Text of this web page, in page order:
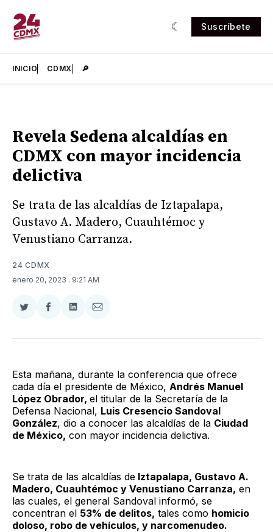
Suscríbete
INICIO CDMX 🔎
Revela Sedena alcaldías en
CDMX con mayor incidencia
delictiva
Se trata de las alcaldías de Iztapalapa,
Gustavo A. Madero, Cuauhtémoc y
Venustiano Carranza.
24 CDMX
enero 20, 2023 . 9:21 AM
Compartir
Twitter
Compartir
Facebook
Compartir
LinkedIn
Compartir
Email
Esta mañana, durante la conferencia que ofrece
cada día el presidente de México, Andrés Manuel
López Obrador, el titular de la Secretaría de la
Defensa Nacional, Luis Cresencio Sandoval
González, dio a conocer las alcaldías de la Ciudad
de México, con mayor incidencia delictiva.
Se trata de las alcaldías de Iztapalapa, Gustavo A.
Madero, Cuauhtémoc y Venustiano Carranza, en
las cuales, el general Sandoval informó, se
concentran el 53% de delitos, tales como homicio
doloso, robo de vehículos, y narcomenudeo.